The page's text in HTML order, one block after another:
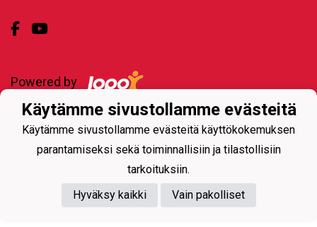
Powered by
Käytämme sivustollamme evästeitä
Käytämme sivustollamme evästeitä käyttökokemuksen
parantamiseksi sekä toiminnallisiin ja tilastollisiin
tarkoituksiin.
Hyväksy kaikki
Vain pakolliset